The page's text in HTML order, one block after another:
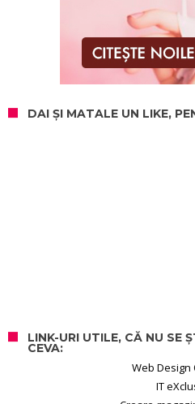
DAI ȘI MATALE UN LIKE,
LINK-URI UTILE, CĂ NU SE
CEVA:
Web Design
IT